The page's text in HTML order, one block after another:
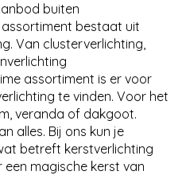
buiten
assortiment bestaat uit
Van clusterverlichting,
assortiment is er voor
te vinden. Voor het
veranda of dakgoot.
alles. Bij ons kun je
betreft kerstverlichting
magische kerst van